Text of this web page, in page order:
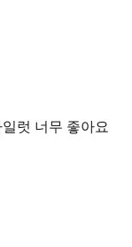
럿 너무 좋아요